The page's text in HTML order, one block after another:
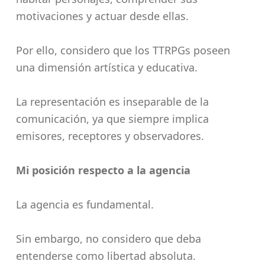
motivaciones y actuar desde ellas.
Por ello, considero que los TTRPGs poseen
una dimensión artística y educativa.
La representación es inseparable de la
comunicación, ya que siempre implica
emisores, receptores y observadores.
Mi posición respecto a la agencia
La agencia es fundamental.
Sin embargo, no considero que deba
entenderse como libertad absoluta.